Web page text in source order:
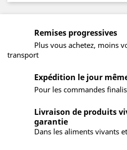
Remises progressives
Plus vous achetez, moins
transport
Expédition le jour
Pour les commandes
Livraison de produits
garantie
Dans les aliments vivants